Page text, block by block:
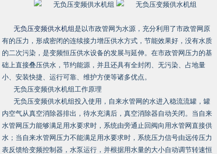
无负压变频供水机组是以市政管网为水源，充分利用了市政管网原
有的压力，形成密闭的连续接力增压供水方式，节能效果好，没有水质
的二次污染，是变频恒压供水设备的发展与延伸。在市政管网压力的基
础上直接叠压供水，节约能源，并且还具有全封闭、无污染、占地量
小、安装快捷、运行可靠、维护方便等诸多优点。
无负压变频供水机组工作原理
无负压变频供水机组投入使用，自来水管网的水进入稳流流罐，罐
内空气从真空消除器排出，待水充满后，真空消除器自动关闭。当自来
水管网压力能够满足用水要求时，系统由旁通止回阀向用水管网直接供
水；当自来水管网压力不能满足用水要求时，系统压力信号由远传压力
表反馈给变频控制器，水泵运行，并根据用水量的大小自动调节转速恒